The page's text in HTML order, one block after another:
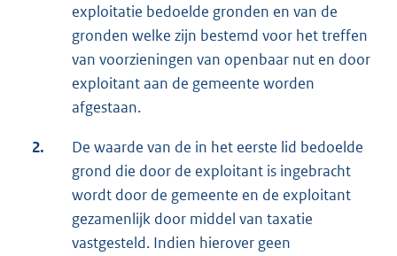
exploitatie bedoelde gronden en van de
gronden welke zijn bestemd voor het treffen
van voorzieningen van openbaar nut en door
exploitant aan de gemeente worden
afgestaan.
2.
De waarde van de in het eerste lid bedoelde
grond die door de exploitant is ingebracht
wordt door de gemeente en de exploitant
gezamenlijk door middel van taxatie
vastgesteld. Indien hierover geen